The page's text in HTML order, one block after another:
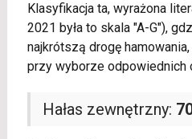
Klasyfikacja ta, wyrażona
2021 była to skala "A-G"),
najkrótszą drogę
przy wyborze odpowiednich
Hałas zewnętrzny: